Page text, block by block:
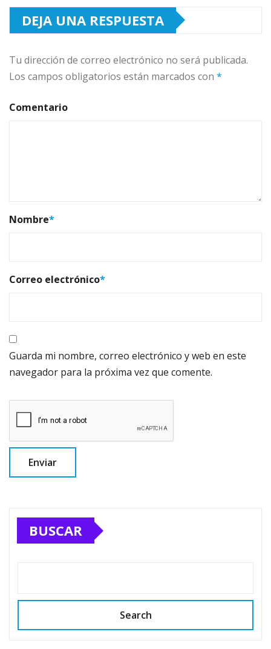
DEJA UNA RESPUESTA
Tu dirección de correo electrónico no será publicada.
Los campos obligatorios están marcados con *
Comentario
Nombre*
Correo electrónico*
Guarda mi nombre, correo electrónico y web en este
navegador para la próxima vez que comente.
BUSCAR
Search